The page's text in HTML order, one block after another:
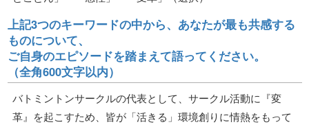
上記3つのキーワードの中から、あなたが最も共感する
ものについて、
ご自身のエピソードを踏まえて語ってください。
（全角600文字以内）
バトミントンサークルの代表として、サークル活動に『変
革』を起こすため、皆が「活きる」環境創りに情熱をもって